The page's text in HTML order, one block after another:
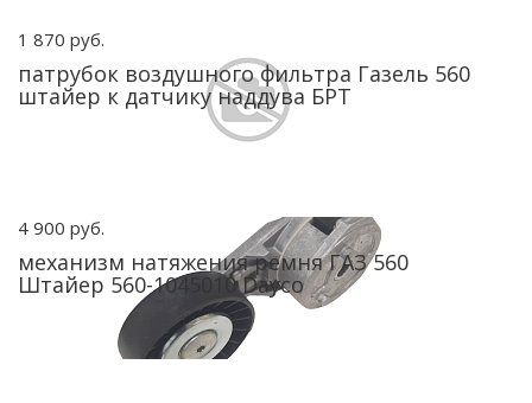
1 870 руб.
патрубок воздушного фильтра Газель 560
штайер к датчику наддува БРТ
4 900 руб.
механизм натяжения ремня ГАЗ 560
Штайер 560-1045010 Dayco